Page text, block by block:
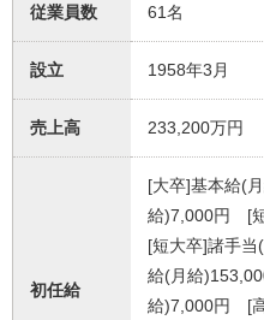
従業員数 61名
設立 1958年3月
売上高 233,200万円
初任給
[大卒]基本給(
給)7,000円 [
[短大卒]諸手
給(月給
給)7,000円 [